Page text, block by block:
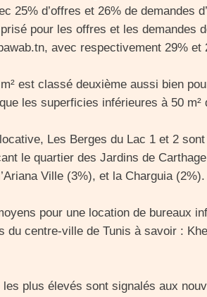
25% d’offres et 26% de demandes
pour les offres et les demandes
avec respectivement 29% et
est classé deuxième aussi bien
les superficies inférieures à 50
locative, Les Berges du Lac 1 et 2
le quartier des Jardins de
Ville (3%), et la Charguia (2%).
pour une location de bureaux
du centre-ville de Tunis à savoir :
plus élevés sont signalés aux